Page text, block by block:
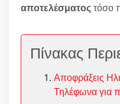
αποτελέσματοςτόσο
Πίνακας
Αποφράξεις
Τηλέφωνα για